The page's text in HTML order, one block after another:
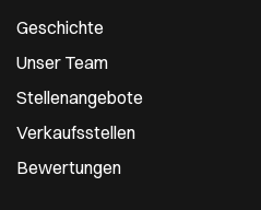
Geschichte
Unser Team
Stellenangebote
Verkaufsstellen
Bewertungen